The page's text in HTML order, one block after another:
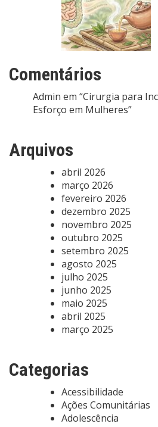
Comentários
Admin em “Cirurgia para
Esforço em Mulheres”
Arquivos
abril 2026
março 2026
fevereiro 2026
dezembro 2025
novembro 2025
outubro 2025
setembro 2025
agosto 2025
julho 2025
junho 2025
maio 2025
abril 2025
março 2025
Categorias
Acessibilidade
Ações Comunitárias
Adolescência